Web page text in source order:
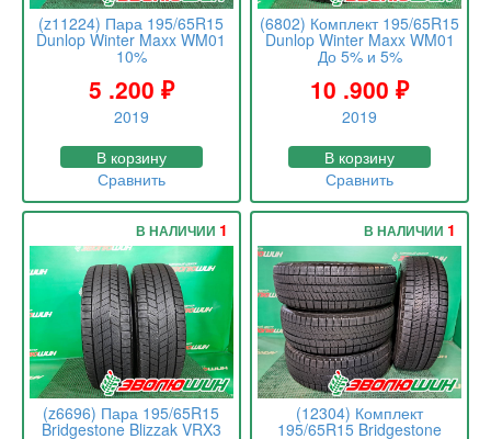
(z11224) Пара 195/65R15
Dunlop Winter Maxx WM01
10%
5 .200 ₽
2019
В корзину
Сравнить
(6802) Комплект 195/65R15
Dunlop Winter Maxx WM01
До 5% и 5%
10 .900₽
2019
В корзину
Сравнить
(z6696) Пара 195/65R15
Bridgestone Blizzak VRX3
В НАЛИЧИИ 1
(12304) Комплект
195/65R15 Bridgestone
В НАЛИЧИИ 1